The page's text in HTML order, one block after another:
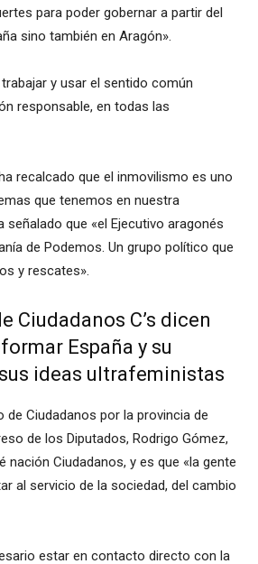
para poder gobernar a partir del
sino también en Aragón».
y usar el sentido común
responsable, en todas las
recalcado que el inmovilismo es uno
que tenemos en nuestra
señalado que «el Ejecutivo aragonés
de Podemos. Un grupo político que
y rescates».
Ciudadanos C’s dicen
España y su
ideas ultrafeministas
de Ciudadanos por la provincia de
de los Diputados, Rodrigo Gómez,
nación Ciudadanos, y es que «la gente
al servicio de la sociedad, del cambio
estar en contacto directo con la